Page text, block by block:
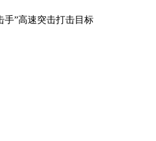
政府提供“幽灵资金”
超2万
”高速突击打击目标